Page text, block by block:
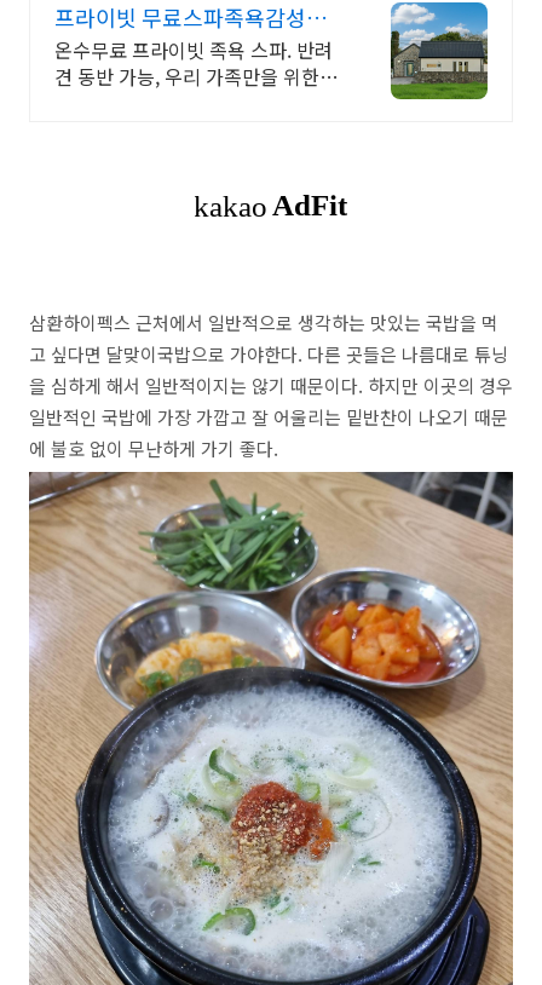
프라이빗 무료스파족욕감성숙
소 제주 돌담감성, 반려견 환영
온수무료 프라이빗 족욕 스파. 반려
견 동반 가능, 우리 가족만을 위한 힐
삼환하이펙스 근처에서 일반적으로 생각하는 맛있는 국밥을 먹
고 싶다면 달맞이국밥으로 가야한다. 다른 곳들은 나름대로 튜닝
을 심하게 해서 일반적이지는 않기 때문이다. 하지만 이곳의 경우
일반적인 국밥에 가장 가깝고 잘 어울리는 밑반찬이 나오기 때문
에 불호 없이 무난하게 가기 좋다.